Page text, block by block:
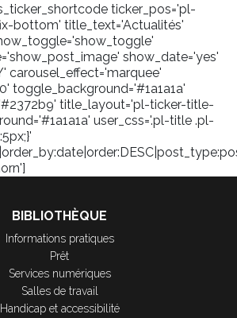
ticker_pos='pl-
bottom' title_text='Actualités'
show_date='yes'
carousel_effect='marquee'
toggle_background='#1a1a1a'
title_layout='pl-ticker-title-
user_css='.pl-title .pl-
BIBLIOTHÈQUE
Informations pratiques
Prêt
Services numériques
Salles de travail
Handicap et accessibilité